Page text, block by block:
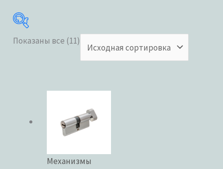
Категории товаров
Показаны все (11)
Механизмы